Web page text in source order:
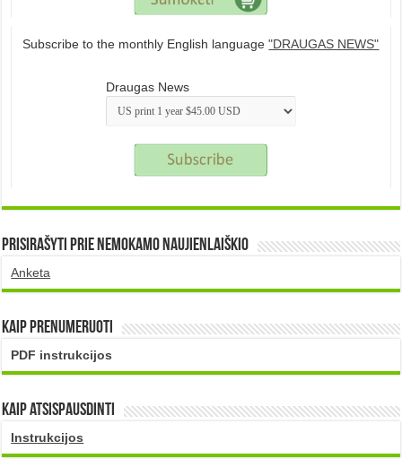
Subscribe to the monthly English language"DRAUGAS NEWS"
Draugas News
Prisirašyti prie nemokamo naujienlaiškio
Anketa
Kaip prenumeruoti
PDF instrukcijos
Kaip atsispausdinti
Instrukcijos